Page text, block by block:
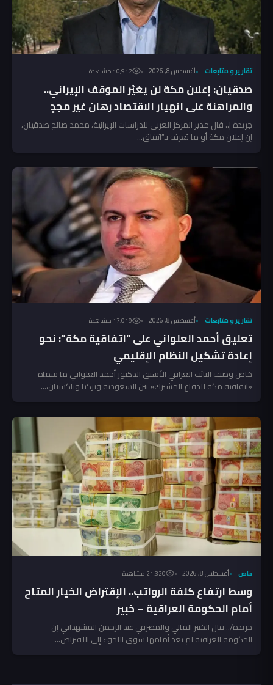
تقارير و متابعات أغسطس 8, 2026 10٬912 مشاهدة
صدقيان: إعلان مكة لن يغيّر الموقف الإيراني..
والمراهنة على انهيار الاقتصاد رهان غير مجدٍ
جريدة |.. قال مدير المركز العربي للدراسات الإيرانية، محمد صالح صدقيان،
إن إعلان مكة أو ما يُعرف بـ”اتفاق...
تقارير و متابعات أغسطس 8, 2026 17٬019 مشاهدة
تعليق أحمد العلواني على “اتفاقية مكة”: نحو
إعادة تشكيل النظام الإقليمي
خاص وصف النائب العراقي الأسبق الدكتور أحمد العلواني ما سماه
«اتفاقية مكة للدفاع المشترك» بين السعودية وتركيا وباكستان،...
خاص أغسطس 8, 2026 21٬320 مشاهدة
وسط ارتفاع كلفة الرواتب.. الإقتراض الخيار المتاح
أمام الحكومة العراقية – خبير
جريدة/.. قال الخبير المالي والمصرفي عبد الرحمن المشهداني إن
الحكومة العراقية لم يعد أمامها سوى اللجوء إلى الاقتراض...